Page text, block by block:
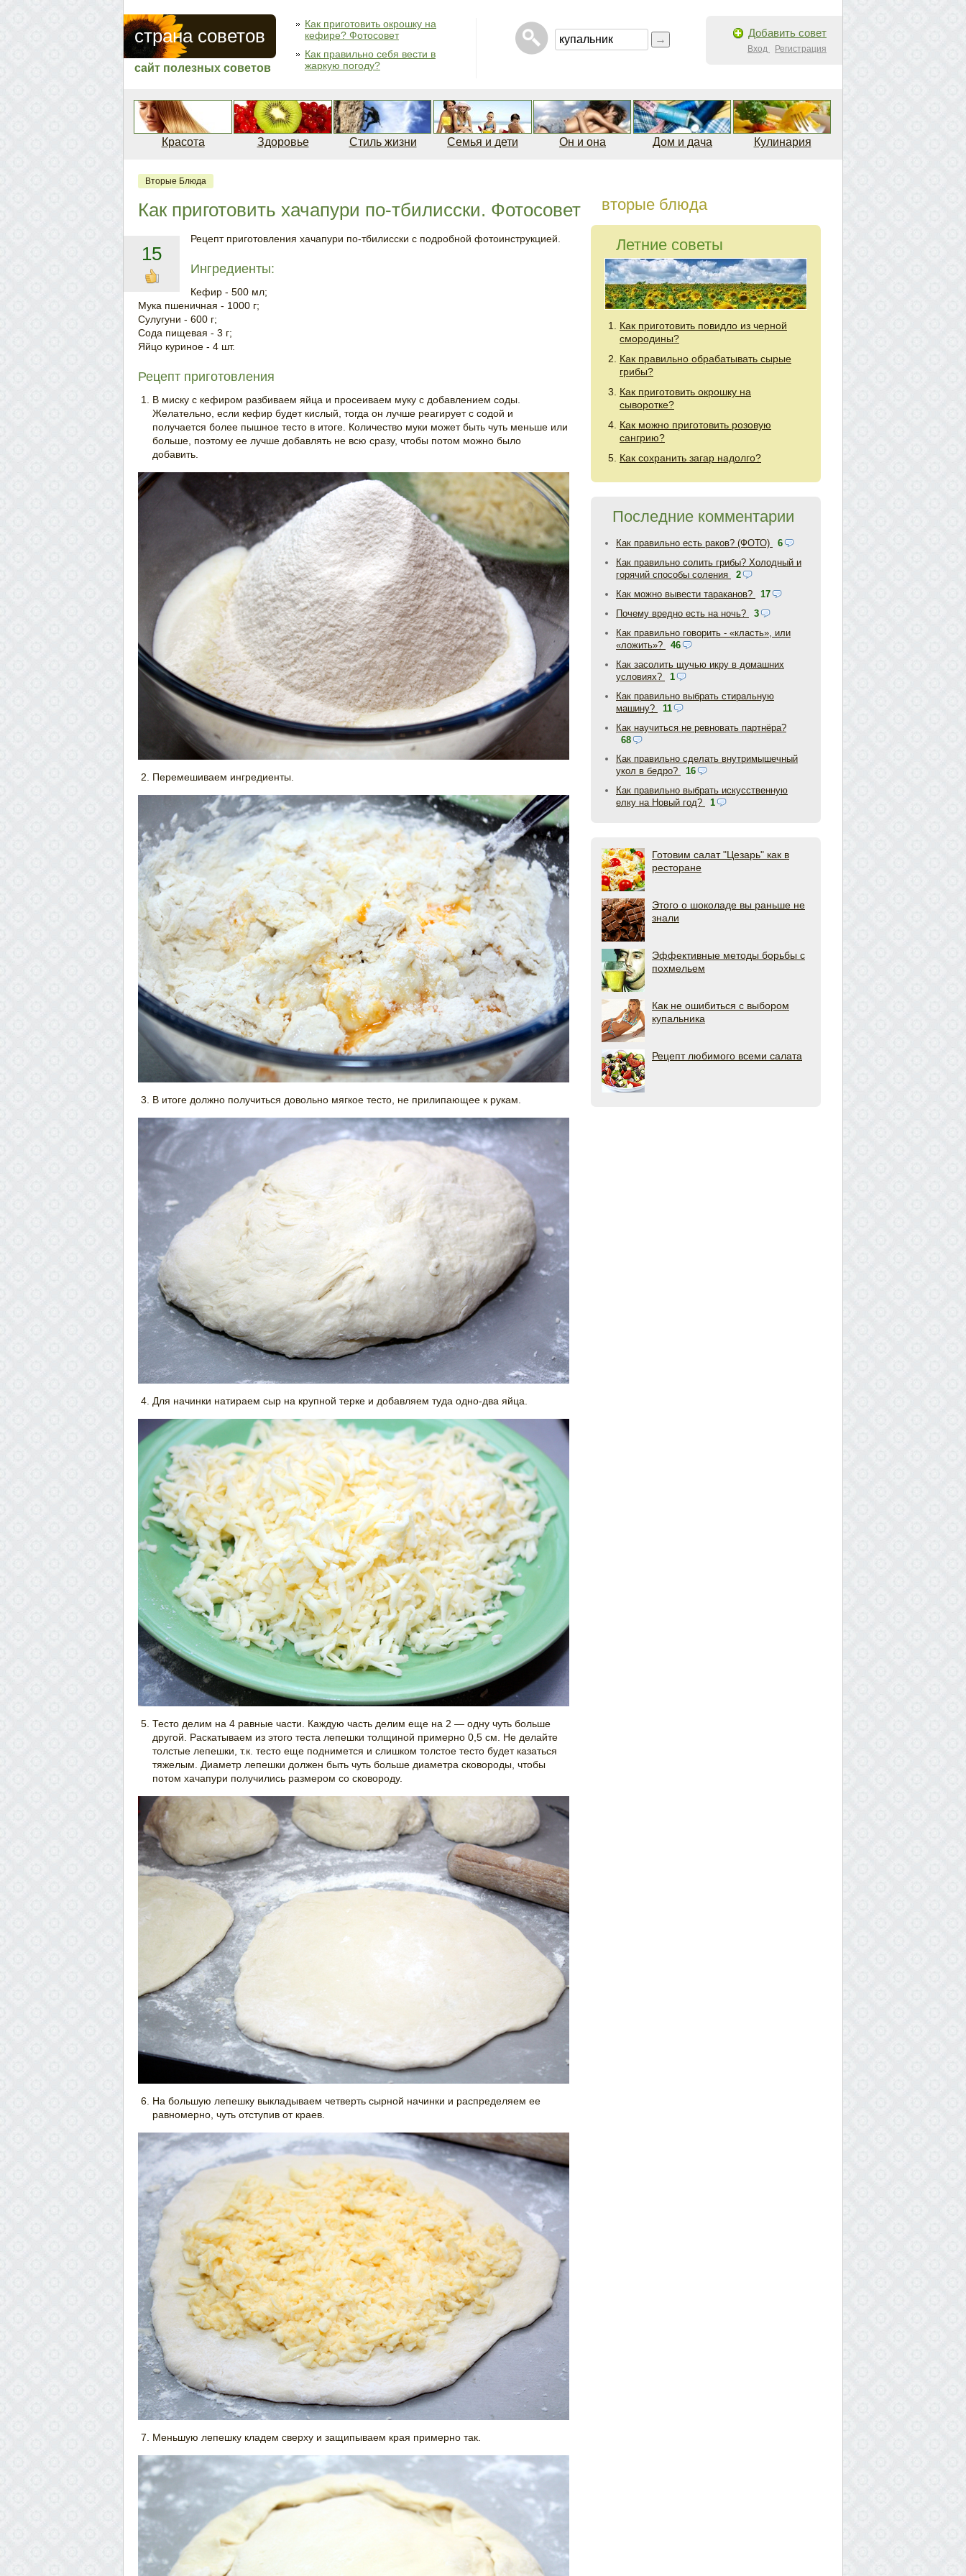
страна советов
сайт полезных советов
Как приготовить окрошку на
кефире? Фотосовет
Как правильно себя вести в
жаркую погоду?
Добавить совет
Вход Регистрация
Красота Здоровье Стиль жизни Семья и дети Он и она Дом и дача Кулинария
Вторые Блюда
Как приготовить хачапури по-тбилисски. Фотосовет
15
Рецепт приготовления хачапури по-тбилисски с подробной фотоинструкцией.
Ингредиенты:
Кефир - 500 мл;
Мука пшеничная - 1000 г;
Сулугуни - 600 г;
Сода пищевая - 3 г;
Яйцо куриное - 4 шт.
Рецепт приготовления
В миску с кефиром разбиваем яйца и просеиваем муку с добавлением соды.
Желательно, если кефир будет кислый, тогда он лучше реагирует с содой и
получается более пышное тесто в итоге. Количество муки может быть чуть меньше или
больше, поэтому ее лучше добавлять не всю сразу, чтобы потом можно было
добавить.
Перемешиваем ингредиенты.
В итоге должно получиться довольно мягкое тесто, не прилипающее к рукам.
Для начинки натираем сыр на крупной терке и добавляем туда одно-два яйца.
Тесто делим на 4 равные части. Каждую часть делим еще на 2 — одну чуть больше
другой. Раскатываем из этого теста лепешки толщиной примерно 0,5 см. Не делайте
толстые лепешки, т.к. тесто еще поднимется и слишком толстое тесто будет казаться
тяжелым. Диаметр лепешки должен быть чуть больше диаметра сковороды, чтобы
потом хачапури получились размером со сковороду.
На большую лепешку выкладываем четверть сырной начинки и распределяем ее
равномерно, чуть отступив от краев.
Меньшую лепешку кладем сверху и защипываем края примерно так.
вторые блюда
Летние советы
Как приготовить повидло из черной
смородины?
Как правильно обрабатывать сырые
грибы?
Как приготовить окрошку на
сыворотке?
Как можно приготовить розовую
сангрию?
Как сохранить загар надолго?
Последние комментарии
Как правильно есть раков? (ФОТО)
6
Как правильно солить грибы? Холодный и
горячий способы соления
2
Как можно вывести тараканов?
17
Почему вредно есть на ночь?
3
Как правильно говорить - «класть», или
«ложить»?
46
Как засолить щучью икру в домашних
условиях?
1
Как правильно выбрать стиральную
машину?
11
Как научиться не ревновать партнёра?
68
Как правильно сделать внутримышечный
укол в бедро?
16
Как правильно выбрать искусственную
елку на Новый год?
1
Готовим салат "Цезарь" как в
ресторане
Этого о шоколаде вы раньше не
знали
Эффективные методы борьбы с
похмельем
Как не ошибиться с выбором
купальника
Рецепт любимого всеми салата